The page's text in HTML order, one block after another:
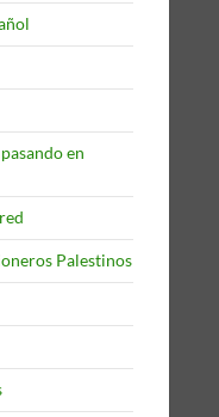
en
Palestinos